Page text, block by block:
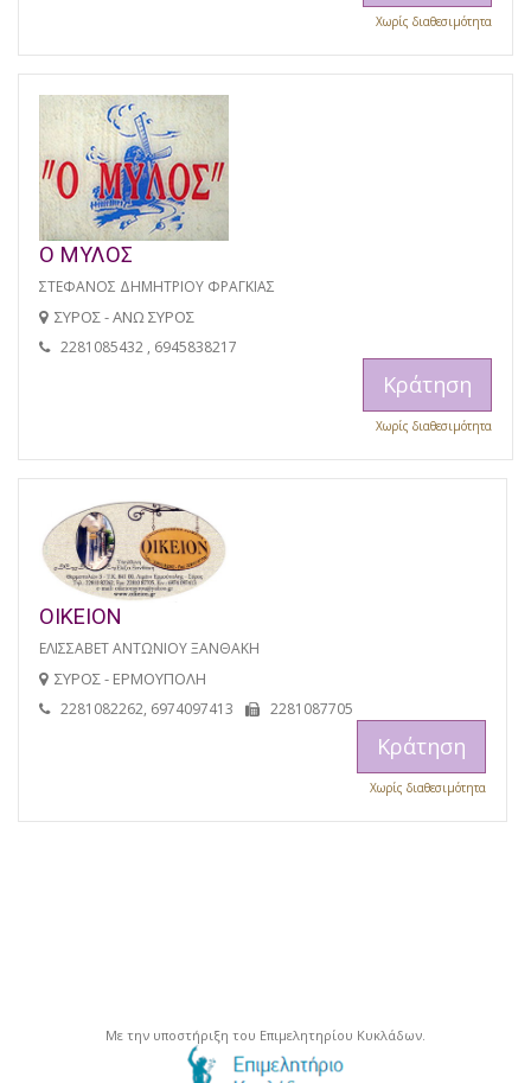
Χωρίς διαθεσιμότητα
Ο ΜΥΛΟΣ
ΣΤΕΦΑΝΟΣ ΔΗΜΗΤΡΙΟΥ ΦΡΑΓΚΙΑΣ
ΣΥΡΟΣ - ΑΝΩ ΣΥΡΟΣ
2281085432 , 6945838217
Κράτηση
Χωρίς διαθεσιμότητα
ΟΙΚΕΙΟΝ
ΕΛΙΣΣΑΒΕΤ ΑΝΤΩΝΙΟΥ ΞΑΝΘΑΚΗ
ΣΥΡΟΣ - ΕΡΜΟΥΠΟΛΗ
2281082262, 6974097413 2281087705
Κράτηση
Χωρίς διαθεσιμότητα
Με την υποστήριξη του Επιμελητηρίου Κυκλάδων.